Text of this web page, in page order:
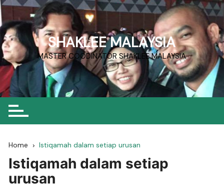
Skip
to
content
SHAKLEE MALAYSIA
MASTER COODINATOR SHAKLEE MALAYSIA
Home Istiqamah dalam setiap urusan
Istiqamah dalam setiap
urusan